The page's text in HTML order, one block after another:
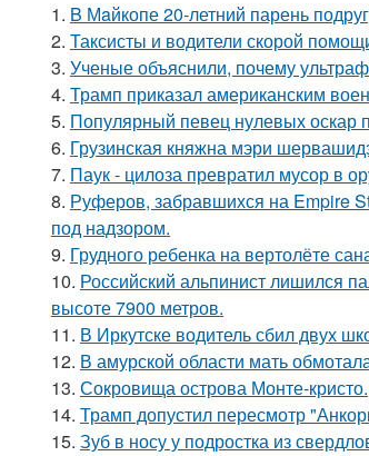
1. B Мaйкопе 20-летний парень
2. Таксисты и водители скорой
3. Ученые объяснили, почему
4. Трамп приказал американским
5. Популярный певец нулевых оскар
6. Грузинская княжна мэри
7. Паук - цилоза превратил мусор в
8. Руферов, забравшихся на Empire
под надзором.
9. Грудного ребенка на вертолёте
10. Российский альпинист лишился
высоте 7900 метров.
11. В Иркутске водитель сбил двух
12. В амурской области мать
13. Сокровища острова Монте-кристо.
14. Трамп допустил пересмотр
15. Зуб в носу у подростка из